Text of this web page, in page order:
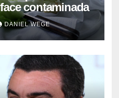
contaminada
DANIEL WEGE